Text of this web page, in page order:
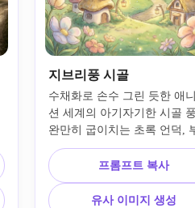
지브리풍 시골
수채화로 손수 그린 듯한 애니
션 세계의 아기자기한 시골
완만히 굽이치는 초록 언덕,
러운 구름, 작은 마을 집들, 따
햇살, 파스텔 색감, 동화 같은
력, 생동감 있는 식생, 평화롭
법 같은 분위기, 세밀한 화풍
프롬프트 복사
유사 이미지 생성